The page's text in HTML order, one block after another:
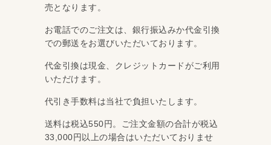
売となります。
お電話でのご注文は、銀行振込みか代金引換
での郵送をお選びいただいております。
代金引換は現金、クレジットカードがご利用
いただけます。
代引き手数料は当社で負担いたします。
送料は税込550円。ご注文金額の合計が税込
33,000円以上の場合はいただいておりませ